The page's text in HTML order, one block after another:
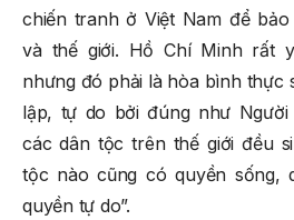
chiến tranh ở Việt Nam để
và thế giới. Hồ Chí Minh rất
nhưng đó phải là hòa bình thực
lập, tự do bởi đúng như
các dân tộc trên thế giới đều
tộc nào cũng có quyền sống,
quyền tự do”.